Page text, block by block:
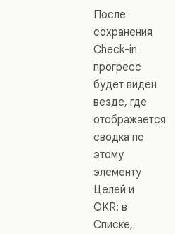
После
сохранения
Check-in
прогресс
будет виден
везде, где
отображается
сводка по
этому
элементу
Целей и
OKR: в
Списке,